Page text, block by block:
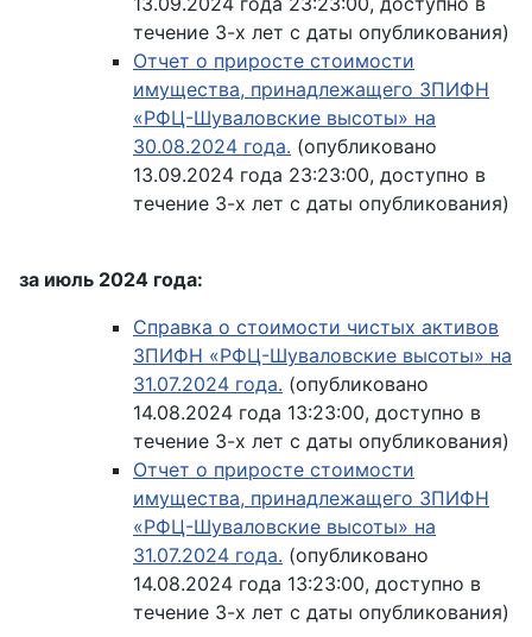
течение 3-х лет с даты опубликования)
Отчет о приросте стоимости
имущества, принадлежащего ЗПИФН
«РФЦ-Шуваловские высоты» на
30.08.2024 года. (опубликовано
13.09.2024 года 23:23:00, доступно в
течение 3-х лет с даты опубликования)
за июль 2024 года:
Справка о стоимости чистых активов
ЗПИФН «РФЦ-Шуваловские высоты» на
31.07.2024 года. (опубликовано
14.08.2024 года 13:23:00, доступно в
течение 3-х лет с даты опубликования)
Отчет о приросте стоимости
имущества, принадлежащего ЗПИФН
«РФЦ-Шуваловские высоты» на
31.07.2024 года. (опубликовано
14.08.2024 года 13:23:00, доступно в
течение 3-х лет с даты опубликования)